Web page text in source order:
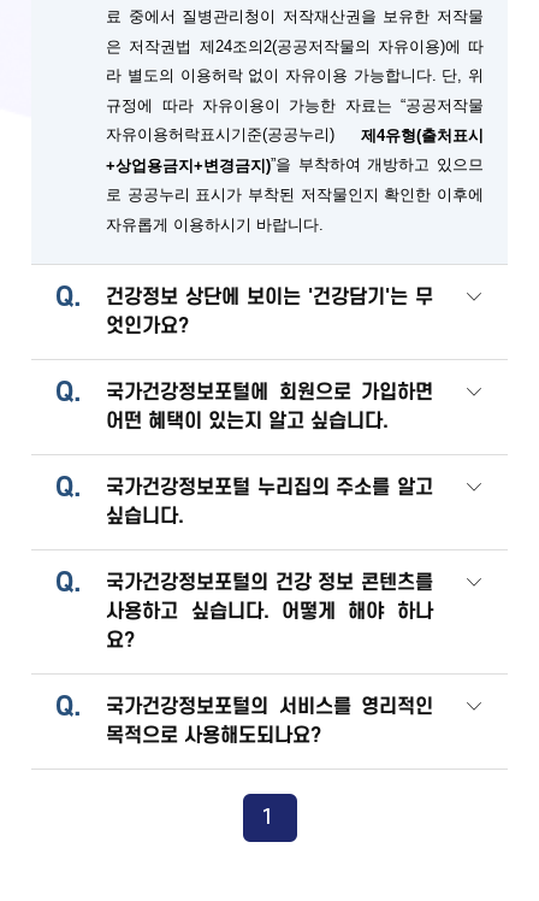
료 중에서 질병관리청이 저작재산권을 보유한 저작물
은 저작권법 제24조의2(공공저작물의 자유이용)에 따
라 별도의 이용허락 없이 자유이용 가능합니다. 단, 위
규정에 따라 자유이용이 가능한 자료는 “공공저작물
자유이용허락표시기준(공공누리) 제4유형(출처표시
+상업용금지+변경금지)”을 부착하여 개방하고 있으므
로 공공누리 표시가 부착된 저작물인지 확인한 이후에
자유롭게 이용하시기 바랍니다.
Q.
건강정보 상단에 보이는 '건강담기'는 무
엇인가요?
Q.
국가건강정보포털에 회원으로 가입하면
어떤 혜택이 있는지 알고 싶습니다.
Q.
국가건강정보포털 누리집의 주소를 알고
싶습니다.
Q.
국가건강정보포털의 건강 정보 콘텐츠를
사용하고 싶습니다. 어떻게 해야 하나
요?
Q.
국가건강정보포털의 서비스를 영리적인
목적으로 사용해도되나요?
1